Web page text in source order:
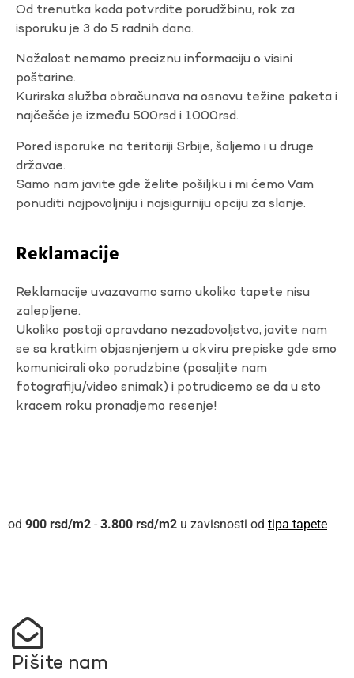
Od trenutka kada potvrdite porudžbinu, rok za
isporuku je 3 do 5 radnih dana.
Nažalost nemamo preciznu informaciju o visini
poštarine.
Kurirska služba obračunava na osnovu težine paketa i
najčešće je između 500rsd i 1000rsd.
Pored isporuke na teritoriji Srbije, šaljemo i u druge
državae.
Samo nam javite gde želite pošiljku i mi ćemo Vam
ponuditi najpovoljniju i najsigurniju opciju za slanje.
Reklamacije
Reklamacije uvazavamo samo ukoliko tapete nisu
zalepljene.
Ukoliko postoji opravdano nezadovoljstvo, javite nam
se sa kratkim objasnjenjem u okviru prepiske gde smo
komunicirali oko porudzbine (posaljite nam
fotografiju/video snimak) i potrudicemo se da u sto
kracem roku pronadjemo resenje!
900 rsd - 3.800 rsd u zavisnosti od tipa tapete
Pišite nam